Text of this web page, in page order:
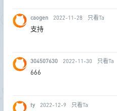
caogen 2022-11-28 只看Ta
支持
304507630 2022-11-30 只看Ta
666
ty 2022-12-9 只看Ta